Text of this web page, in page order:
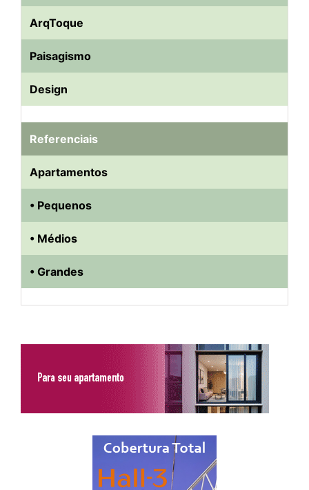
ArqToque
Paisagismo
Design
Referenciais
Apartamentos
• Pequenos
• Médios
• Grandes